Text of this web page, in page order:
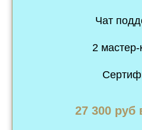
Чат
2 мастер-
27 300 руб